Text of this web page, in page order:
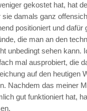
gekostet hat, hat
sie damals ganz
positioniert und dafür
die man an den
unbedingt sehen kann.
mal ausprobiert, die
auf den heutigen
Nachdem das meiner
gut funktioniert hat,